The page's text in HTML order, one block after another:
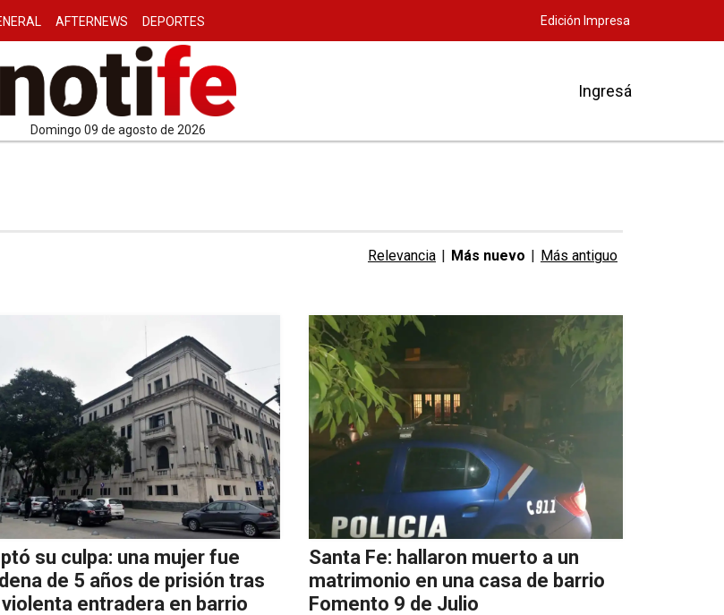
AFTERNEWS DEPORTES Edición Impresa
domingo 09 de agosto de 2026
Ingresá
Relevancia | Más nuevo | Más antiguo
su culpa: una mujer fue
de 5 años de prisión tras
violenta entradera en barrio
Santa Fe: hallaron muerto a un
matrimonio en una casa de barrio
Fomento 9 de Julio